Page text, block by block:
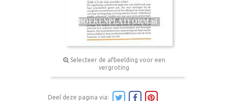
Selecteer de afbeelding voor een
vergroting
Deel deze pagina via: